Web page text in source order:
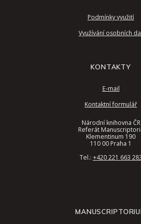
Podmínky využití
Využívání osobních
KONTAKTY
E-mail
Kontaktní formulář
Národní knihovna ČR
Referát
Klementinum 190
110 00 Praha 1
Tel.: +420 221 663